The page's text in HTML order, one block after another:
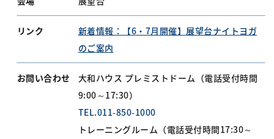
リンク
新着情報：【6・7月開催】展望台ナイトヨガ
のご案内
お問い合わせ
大和ハウス プレミストドーム（電話受付時間
9:00～17:30）
TEL.011-850-1000
トレーニングルーム（電話受付時間17:30～